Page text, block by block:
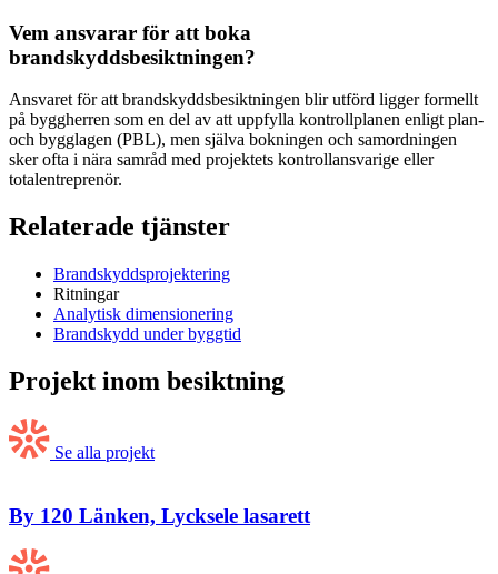
Vem ansvarar för att boka
brandskyddsbesiktningen?
Ansvaret för att brandskyddsbesiktningen blir utförd ligger formellt
på byggherren som en del av att uppfylla kontrollplanen enligt plan-
och bygglagen (PBL), men själva bokningen och samordningen
sker ofta i nära samråd med projektets kontrollansvarige eller
totalentreprenör.
Relaterade tjänster
Brandskyddsprojektering
Ritningar
Analytisk dimensionering
Brandskydd under byggtid
Projekt inom besiktning
Se alla projekt
By 120 Länken, Lycksele lasarett